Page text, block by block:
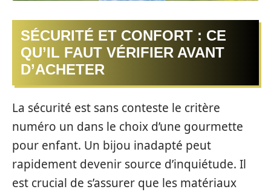
SÉCURITÉ ET CONFORT : CE
QU’IL FAUT VÉRIFIER AVANT
D’ACHETER
La sécurité est sans conteste le critère
numéro un dans le choix d’une gourmette
pour enfant. Un bijou inadapté peut
rapidement devenir source d’inquiétude. Il
est crucial de s’assurer que les matériaux